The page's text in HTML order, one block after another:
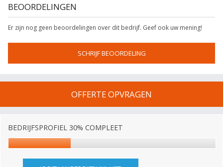
BEOORDELINGEN
Er zijn nog geen beoordelingen over dit bedrijf. Geef ook uw mening!
SCHRIJF BEOORDELING
OFFERTE OPVRAGEN
BEDRIJFSPROFIEL 30% COMPLEET